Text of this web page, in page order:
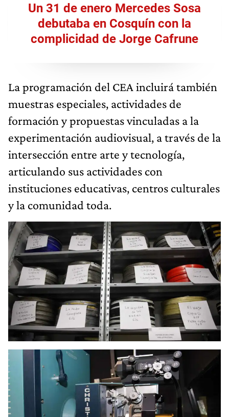
Un 31 de enero Mercedes Sosa
debutaba en Cosquín con la
complicidad de Jorge Cafrune
La programación del CEA incluirá también
muestras especiales, actividades de
formación y propuestas vinculadas a la
experimentación audiovisual, a través de la
intersección entre arte y tecnología,
articulando sus actividades con
instituciones educativas, centros culturales
y la comunidad toda.